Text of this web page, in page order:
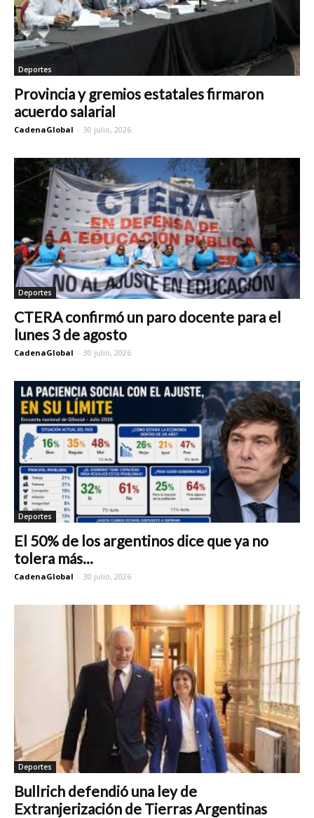
Deportes
Provincia y gremios estatales firmaron
acuerdo salarial
CadenaGlobal - 30 julio, 2026
Deportes
CTERA confirmó un paro docente para el
lunes 3 de agosto
CadenaGlobal - 30 julio, 2026
Deportes
El 50% de los argentinos dice que ya no
tolera más...
CadenaGlobal - 30 julio, 2026
Deportes
Bullrich defendió una ley de
Extranjerización de Tierras Argentinas